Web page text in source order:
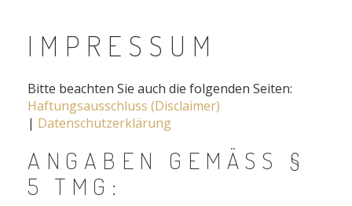
IMPRESSUM
Bitte beachten Sie auch die folgenden Seiten:
Haftungsausschluss (Disclaimer)
| Datenschutzerklärung
ANGABEN GEMÄSS § 5
TMG: